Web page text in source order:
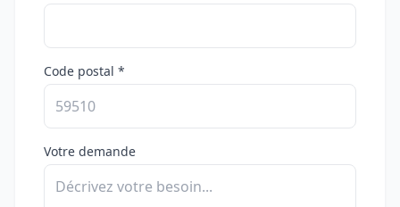
Code postal *
Votre demande